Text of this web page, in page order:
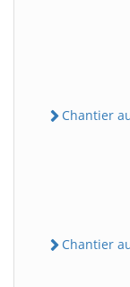
Chantier
Chantier